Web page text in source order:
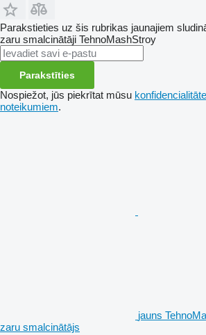
Parakstieties uz šis rubrikas jaunajiem
zaru smalcinātāji TehnoMashStroy
Parakstīties
Nospiežot, jūs piekrītat mūsu
noteikumiem.
jauns
zaru smalcinātājs